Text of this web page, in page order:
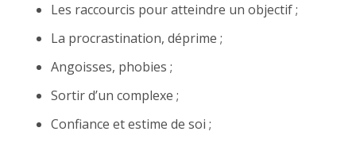
Les raccourcis pour atteindre un objectif ;
La procrastination, déprime ;
Angoisses, phobies ;
Sortir d’un complexe ;
Confiance et estime de soi ;